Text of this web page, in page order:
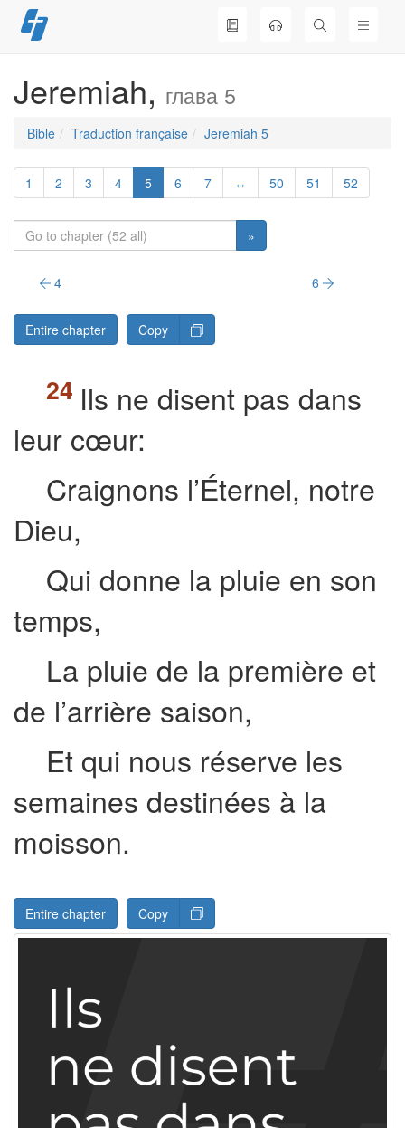
Skip
to
Jeremiah, глава 5
Bible Traduction française Jeremiah 5
1 2 3 4 5 6 7 ↔ 50 51 52
»
4 6
Entire chapter Copy
Ils ne disent pas dans
leur cœur:
Craignons l’Éternel, notre
Dieu,
Qui donne la pluie en son
temps,
La pluie de la première et
de l’arrière saison,
Et qui nous réserve les
semaines destinées à la
moisson.
Entire chapter Copy